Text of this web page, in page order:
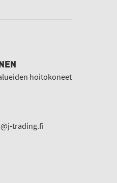
hoitokoneet
trading.fi